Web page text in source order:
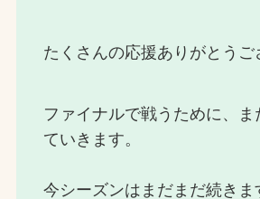
たくさんの応援ありがとうご
ファイナルで戦うために、ま
ていきます。
今シーズンはまだまだ続きま